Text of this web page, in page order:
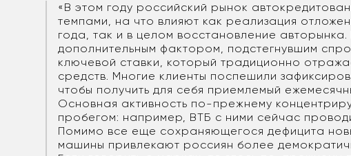
«В этом году российский рынок
темпами, на что влияют как реализация
года, так и в целом восстановление авторынка.
дополнительным фактором, подстегнувшим
ключевой ставки, который традиционно
средств. Многие клиенты поспешили
чтобы получить для себя приемлемый
Основная активность по-прежнему
пробегом: например, ВТБ с ними сейчас
Помимо все еще сохраняющегося дефицита
машины привлекают россиян более